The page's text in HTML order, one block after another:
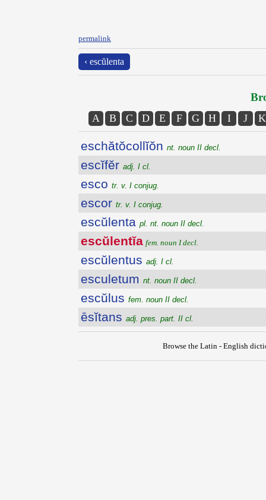
permalink
‹ escŭlenta
A B C D E F G H I J K
eschătŏcollĭŏn nt. noun II decl.
escĭfĕr adj. I cl.
esco tr. v. I conjug.
escor tr. v. I conjug.
escŭlenta pl. nt. noun II decl.
escŭlentĭa fem. noun I decl.
escŭlentus adj. I cl.
esculetum nt. noun II decl.
escŭlus fem. noun II decl.
ēsĭtans adj. pres. part. II cl.
Browse the Latin - English